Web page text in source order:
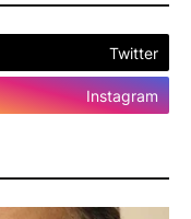
Twitter
Instagram